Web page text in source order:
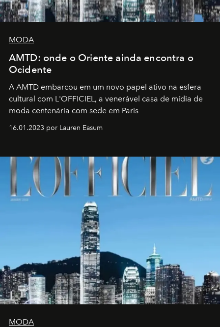
MODA
AMTD: onde o Oriente ainda encontra o
Ocidente
A AMTD embarcou em um novo papel ativo na esfera
cultural com L'OFFICIEL, a venerável casa de mídia de
moda centenária com sede em Paris
16.01.2023 por Lauren Easum
MODA